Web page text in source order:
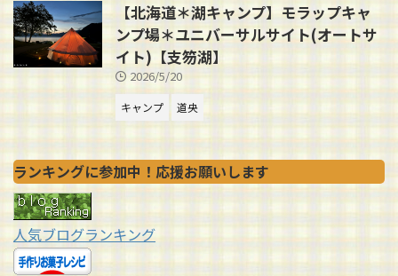
【北海道＊湖キャンプ】モラップキャ
ンプ場＊ユニバーサルサイト(オートサ
イト)【支笏湖】
2026/5/20
キャンプ 道央
ランキングに参加中！応援お願いします
人気ブログランキング